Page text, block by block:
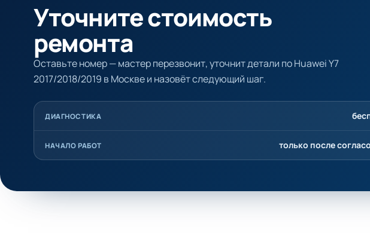
Уточните стоимость
ремонта
Оставьте номер — мастер перезвонит, уточнит детали по Huawei Y7
2017/2018/2019 в Москве и назовёт следующий шаг.
ДИАГНОСТИКА
НАЧАЛО РАБОТ только после